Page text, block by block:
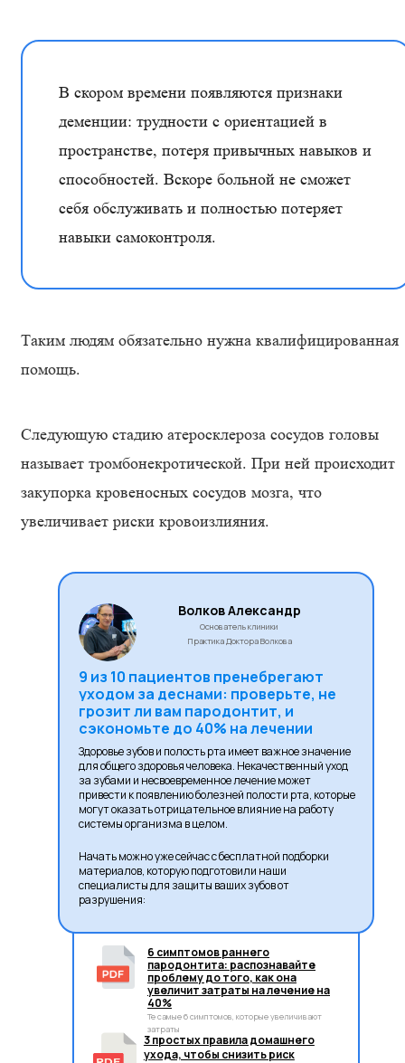
В скором времени появляются признаки
деменции: трудности с ориентацией в
пространстве, потеря привычных навыков и
способностей. Вскоре больной не сможет
себя обслуживать и полностью потеряет
навыки самоконтроля.
Таким людям обязательно нужна квалифицированная
помощь.
Следующую стадию атеросклероза сосудов головы
называет тромбонекротической. При ней происходит
закупорка кровеносных сосудов мозга, что
увеличивает риски кровоизлияния.
Волков Александр
Основатель клиники
Практика Доктора Волкова
9 из 10 пациентов пренебрегают
уходом за деснами: проверьте, не
грозит ли вам пародонтит, и
сэкономьте до 40% на лечении
Здоровье зубов и полость рта имеет важное значение
для общего здоровья человека. Некачественный уход
за зубами и несвоевременное лечение может
привести к появлению болезней полости рта, которые
могут оказать отрицательное влияние на работу
системы организма в целом.
Начать можно уже сейчас с бесплатной подборки
материалов, которую подготовили наши
специалисты для защиты ваших зубов от
разрушения:
6 симптомов раннего
пародонтита: распознавайте
проблему до того, как она
увеличит затраты на лечение на
40%
Те самые 6 симптомов, которые увеличивают
затраты
3 простых правила домашнего
ухода, чтобы снизить риск